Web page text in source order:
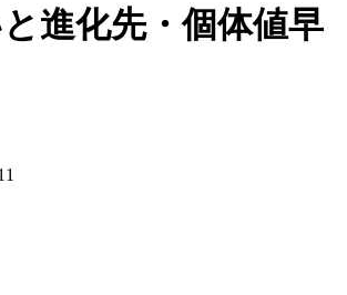
進化先・個体値早